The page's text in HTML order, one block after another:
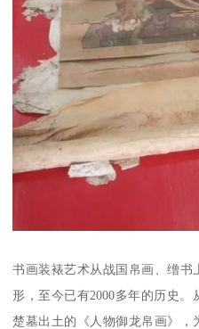
书画装裱艺术从战国帛画、缯
形，至今已有2000多年的历史。
楚墓出土的《人物御龙帛画》